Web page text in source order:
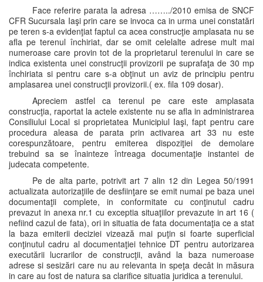
Face referire parata la adresa ……../2010 emisa de SNCF
CFR Sucursala Iaşi prin care se invoca ca in urma unei constatări
pe teren s-a evidenţiat faptul ca acea construcţie amplasata nu se
afla pe terenul închiriat, dar se omit celelalte adrese mult mai
numeroase care provin tot de la proprietarul terenului in care se
indica existenta unei construcţii provizorii pe suprafaţa de 30 mp
închiriata si pentru care s-a obţinut un aviz de principiu pentru
amplasarea unei construcţii provizorii.( ex. fila 109 dosar).
Apreciem astfel ca terenul pe care este amplasata
construcţia, raportat la actele existente nu se afla in administrarea
Consiliului Local si proprietatea Municipiul Iaşi, fapt pentru care
procedura aleasa de parata prin activarea art 33 nu este
corespunzătoare, pentru emiterea dispoziţiei de demolare
trebuind sa se înainteze întreaga documentaţie instantei de
judecata competente.
Pe de alta parte, potrivit art 7 alin 12 din Legea 50/1991
actualizata autorizaţiile de desfiinţare se emit numai pe baza unei
documentaţii complete, in conformitate cu conţinutul cadru
prevazut in anexa nr.1 cu exceptia situaţiilor prevazute in art 16 (
nefiind cazul de fata), ori in situatia de fata documentaţia ce a stat
la baza emiterii deciziei vizează mai puţin si foarte superficial
conţinutul cadru al documentaţiei tehnice DT pentru autorizarea
executării lucrarilor de construcţii, având la baza numeroase
adrese si sesizări care nu au relevanta in speţa decât in măsura
in care au fost de natura sa clarifice situatia juridica a terenului.